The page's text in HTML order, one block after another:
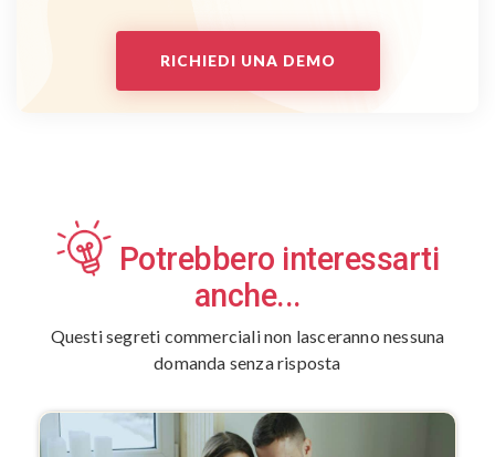
RICHIEDI UNA DEMO
Potrebbero interessarti
anche...
Questi segreti commerciali non lasceranno nessuna
domanda senza risposta